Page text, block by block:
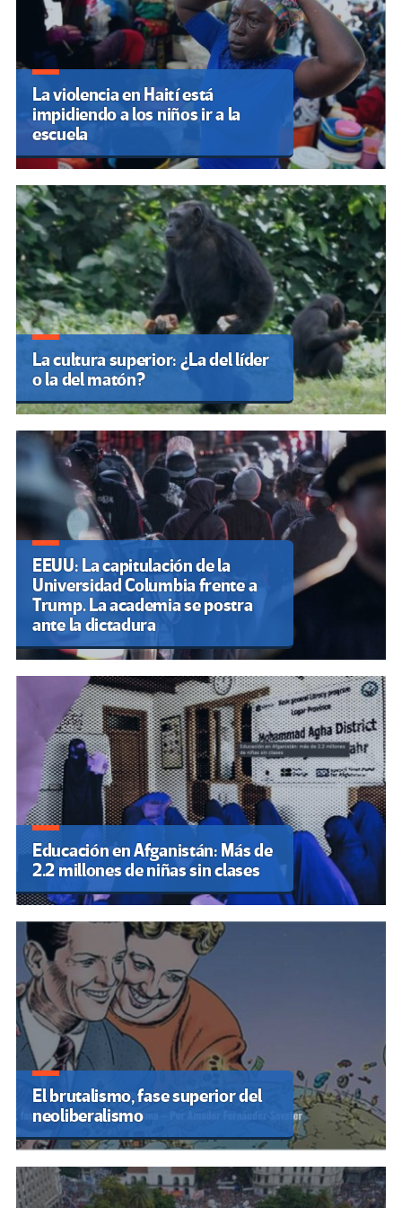
La violencia en Haití está
impidiendo a los niños ir a la
escuela
La cultura superior: ¿La del líder
o la del matón?
EEUU: La capitulación de la
Universidad Columbia frente a
Trump. La academia se postra
ante la dictadura
Educación en Afganistán: Más de
2.2 millones de niñas sin clases
El brutalismo, fase superior del
neoliberalismo